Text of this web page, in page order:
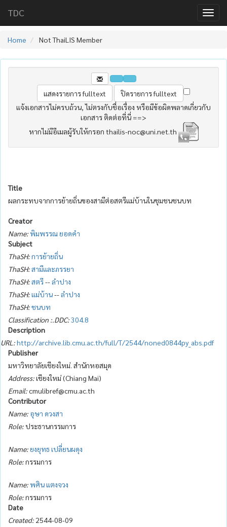
TDC
Home Not ThaiLIS Member
แจ้งเอกสารไม่ครบถ้วน, ไม่ตรงกับชื่อเรื่อง หรือมีข้อผิดพลาดเกี่ยวกับ
เอกสาร ติดต่อที่นี่ ==>
หากไม่มีอีเมลผู้รับให้กรอก thailis-noc@uni.net.th
Title
ผลกระทบจากการย้ายถิ่นของสามีต่อสตรีแม่บ้านในชุมชนชนบท
Creator
Name:พิมพรรณ ยอดคำ
Subject
ThaSH:การย้ายถิ่น
ThaSH:สามีและภรรยา
ThaSH:สตรี--ลำปาง
ThaSH:แม่บ้าน--ลำปาง
ThaSH:ชนบท
Classification :.DDC:304.8
Description
URL:http://archive.lib.cmu.ac.th/full/T/2544/noned0844py_abs.pdf
Publisher
มหาวิทยาลัยเชียงใหม่. สำนักหอสมุด
Address:เชียงใหม่ (Chiang Mai)
Email:cmulibref@cmu.ac.th
Contributor
Name: อุษา ดวงสา
Role:ประธานกรรมการ
Name:ยงยุทธ เปลี่ยนผดุง
Role:กรรมการ
Name:พศิน แตงจวง
Role:กรรมการ
Date
Created: 2544-08-09